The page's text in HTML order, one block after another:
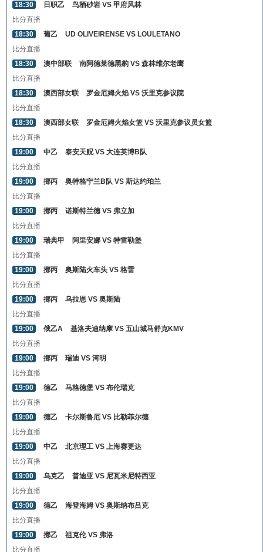
18:30
日职乙
鸟栖砂岩 VS 甲府风林
比分直播
18:30
葡乙
UD OLIVEIRENSE VS LOULETANO
比分直播
18:30
澳中部联
南阿德莱德黑豹 VS 森林维尔老鹰
比分直播
18:30
澳西部女联
罗金厄姆火焰 VS 沃里克参议院
比分直播
18:30
澳西部女联
罗金厄姆火焰女篮 VS 沃里克参议员女篮
比分直播
19:00
中乙
泰安天贶 VS 大连英博B队
比分直播
19:00
挪丙
奥特格宁兰B队 VS 斯达约珀兰
比分直播
19:00
挪丙
诺斯特兰德 VS 弗立加
比分直播
19:00
瑞典甲
阿里安娜 VS 特雷勒堡
比分直播
19:00
挪丙
奥斯陆火车头 VS 格雷
比分直播
19:00
挪丙
乌拉恩 VS 奥斯陆
比分直播
19:00
俄乙A
基洛夫迪纳摩 VS 五山城马舒克KMV
比分直播
19:00
挪丙
瑞迪 VS 河明
比分直播
19:00
德乙
马格德堡 VS 布伦瑞克
比分直播
19:00
德乙
卡尔斯鲁厄 VS 比勒菲尔德
比分直播
19:00
中乙
北京理工 VS 上海赛更达
比分直播
19:00
乌克乙
普迪亚 VS 尼瓦米尼特西亚
比分直播
19:00
德乙
海登海姆 VS 奥斯纳布吕克
比分直播
19:00
挪乙
祖克伦 VS 弗洛
比分直播